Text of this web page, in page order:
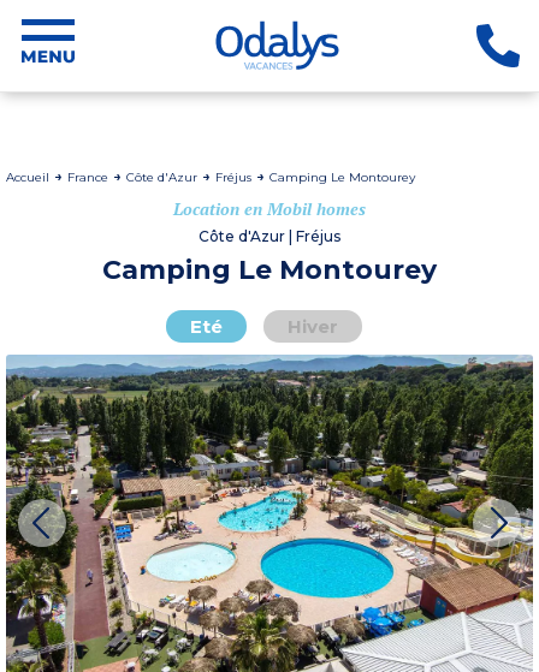
Accueil France Côte d'Azur Fréjus Camping Le Montourey
Location en Mobil homes
Côte d'Azur | Fréjus
Camping Le Montourey
Eté Hiver